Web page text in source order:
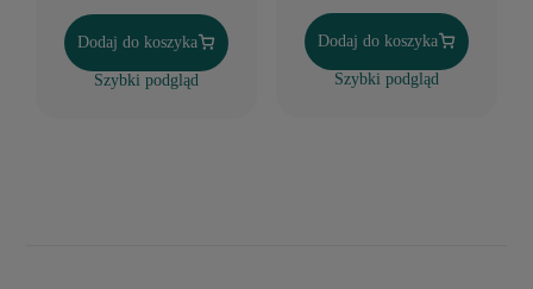
Dodaj do koszyka
Szybki podgląd
Dodaj do koszyka
Szybki podgląd